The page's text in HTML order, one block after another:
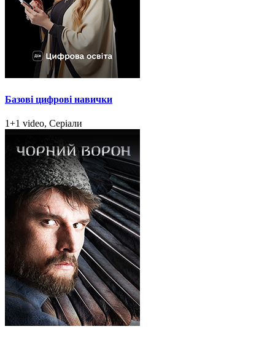
Базові цифрові навички
1+1 video, Серіали